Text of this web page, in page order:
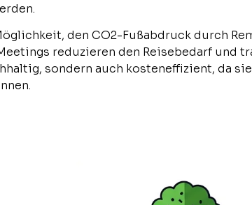
den CO2-Fußabdruck durch
reduzieren den Reisebedarf und
sondern auch kosteneffizient, da